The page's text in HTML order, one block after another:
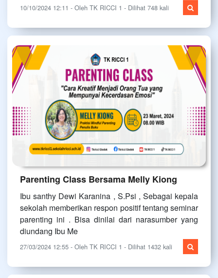
10/10/2024 12:11 - Oleh TK RICCI 1 - Dilihat 748 kali
Parenting Class Bersama Melly Kiong
Ibu santhy Dewi Karanina , S.Psi , Sebagai kepala
sekolah memberikan respon positif tentang seminar
parenting ini . Bisa dinilai dari narasumber yang
diundang Ibu Me
27/03/2024 12:55 - Oleh TK RICCI 1 - Dilihat 1432 kali